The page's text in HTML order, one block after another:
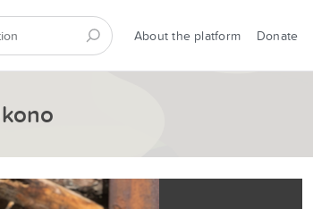
About the platform Donate